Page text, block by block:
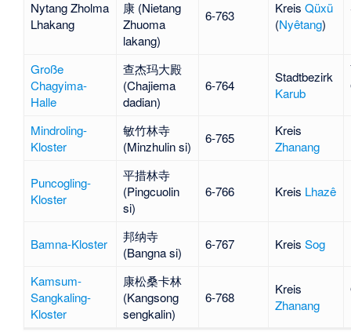
Nytang Zholma
Lhakang
康 (Nietang
Zhuoma
lakang)
6-763 Kreis Qüxü
(Nyêtang)
Große
Chagyima-
Halle
查杰玛大殿
(Chajiema
dadian)
6-764
Stadtbezirk
Karub
Mindroling-
Kloster
敏竹林寺
(Minzhulin si)
6-765
Kreis
Zhanang
Puncogling-
Kloster
平措林寺
(Pingcuolin
si)
6-766 Kreis Lhazê
Bamna-Kloster
邦纳寺
(Bangna si)
6-767 Kreis Sog
Kamsum-
Sangkaling-
Kloster
康松桑卡林
(Kangsong
sengkalin)
6-768
Kreis
Zhanang